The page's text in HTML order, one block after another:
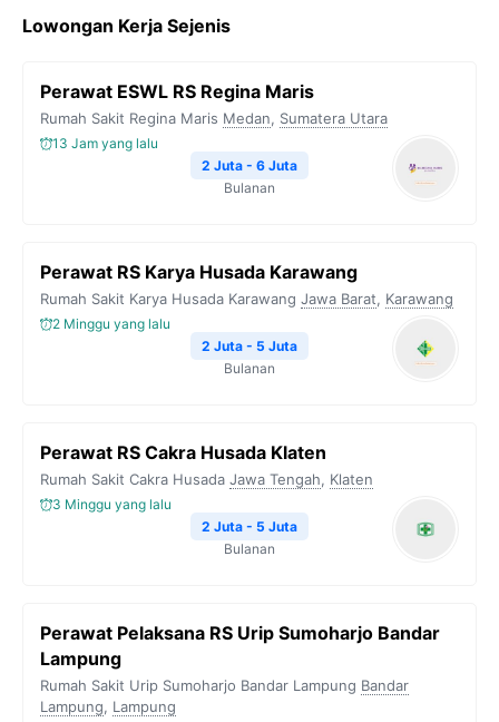
Lowongan Kerja Sejenis
Perawat ESWL RS Regina Maris
Rumah Sakit Regina Maris Medan, Sumatera Utara
13 Jam yang lalu
2 Juta - 6 Juta
Bulanan
Perawat RS Karya Husada Karawang
Rumah Sakit Karya Husada Karawang Jawa Barat, Karawang
2 Minggu yang lalu
2 Juta - 5 Juta
Bulanan
Perawat RS Cakra Husada Klaten
Rumah Sakit Cakra Husada Jawa Tengah, Klaten
3 Minggu yang lalu
2 Juta - 5 Juta
Bulanan
Perawat Pelaksana RS Urip Sumoharjo Bandar
Lampung
Rumah Sakit Urip Sumoharjo Bandar Lampung Bandar
Lampung, Lampung